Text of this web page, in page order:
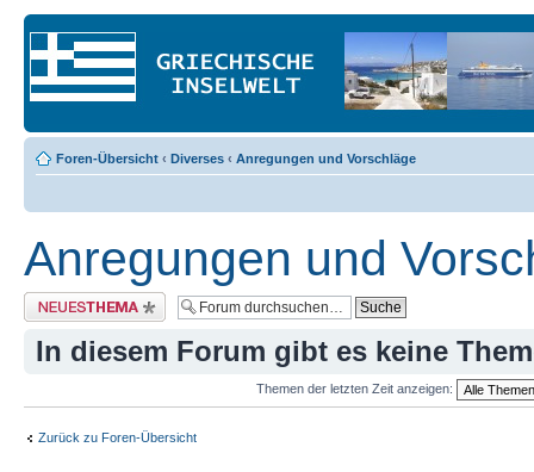
Foren-Übersicht ‹ Diverses ‹ Anregungen und Vorschläge
Anregungen und
Neues Thema erstellen
In diesem Forum gibt es keine
Themen der letzten Zeit anzeigen:
Zurück zu Foren-Übersicht